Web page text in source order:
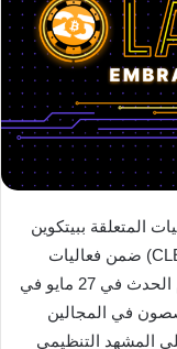
المتعلقة ببيتكوين
عن عودة برنامج التعليم القانوني المستمر (CLE) ضمن فعاليات
بيتكوين 2025 في لاس فيغاس، نيفادا. سيقام الحدث في 27 مايو في
في المجالين
المشهد التنظيمي